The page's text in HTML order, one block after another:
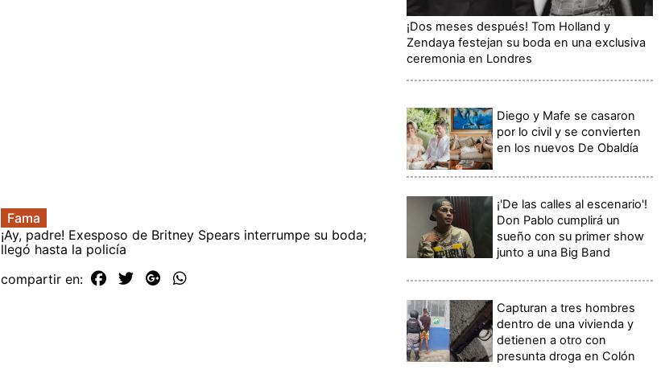
Fama
¡Ay, padre! Exesposo de Britney Spears interrumpe su boda;
llegó hasta la policía
compartir en:
¡Dos meses después! Tom Holland y
Zendaya festejan su boda en una exclusiva
ceremonia en Londres
Diego y Mafe se casaron
por lo civil y se convierten
en los nuevos De Obaldía
¡'De las calles al escenario'!
Don Pablo cumplirá un
sueño con su primer show
junto a una Big Band
Capturan a tres hombres
dentro de una vivienda y
detienen a otro con
presunta droga en Colón